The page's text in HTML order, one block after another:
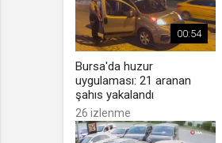
00:54
Bursa'da huzur
uygulaması: 21 aranan
şahıs yakalandı
26 izlenme